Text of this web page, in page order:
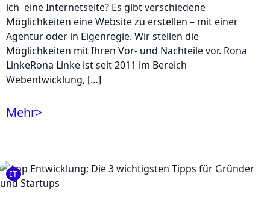
ich eine Internetseite? Es gibt verschiedene
Möglichkeiten eine Website zu erstellen – mit einer
Agentur oder in Eigenregie. Wir stellen die
Möglichkeiten mit Ihren Vor- und Nachteile vor. Rona
LinkeRona Linke ist seit 2011 im Bereich
Webentwicklung, […]
Mehr>
IT